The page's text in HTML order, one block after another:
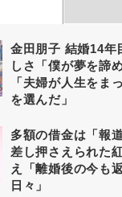
金田朋子 結婚14年
しさ「僕が夢を諦
「夫婦が人生をま
を選んだ」
多額の借金は「報
差し押さえられた
え「離婚後の今も
日々」